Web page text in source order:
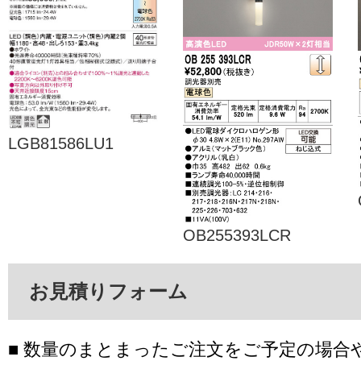
LGB81586LU1
OB255393LCR
お見積りフォーム
■ 数量のまとまったご注文をご予定の場合